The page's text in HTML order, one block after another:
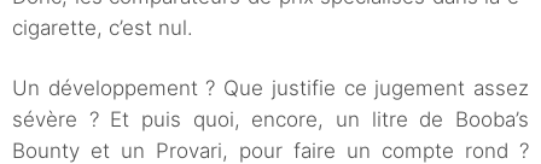
cigarette, c’est nul.
Un développement ? Que justifie ce jugement assez
sévère ? Et puis quoi, encore, un litre de Booba’s
Bounty et un Provari, pour faire un compte rond ?